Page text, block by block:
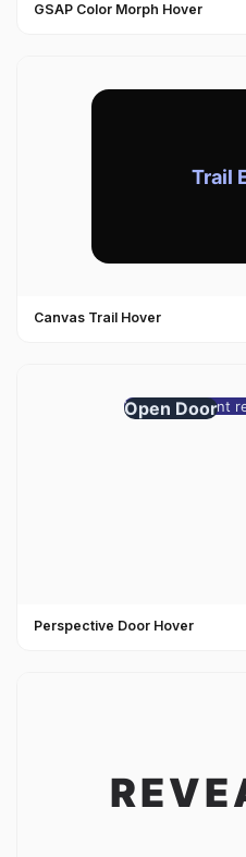
GSAP Color Morph Hover
Canvas Trail Hover
Perspective Door Hover